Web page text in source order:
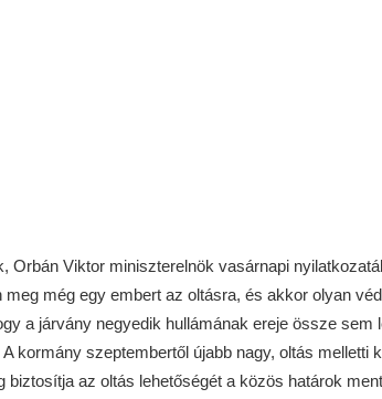
Orbán Viktor miniszterelnök vasárnapi
meg még egy embert az oltásra, és akkor olyan
a járvány negyedik hullámának ereje össze sem
kormány szeptembertől újabb nagy, oltás melletti
biztosítja az oltás lehetőségét a közös határok